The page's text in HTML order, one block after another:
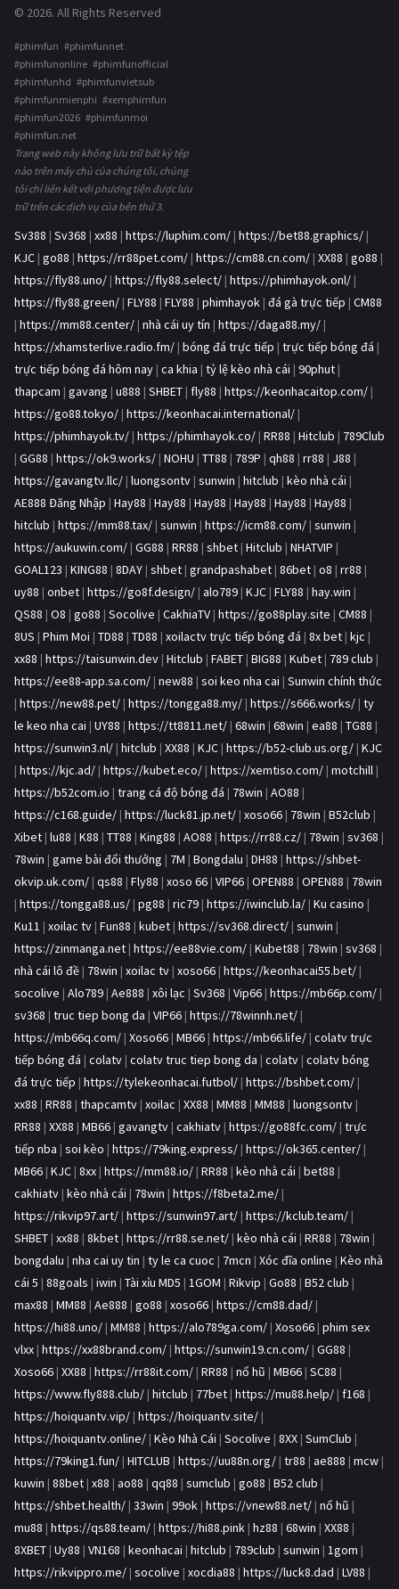
© 2026. All Rights Reserved
#phimfun #phimfunnet
#phimfunonline #phimfunofficial
#phimfunhd #phimfunvietsub
#phimfunmienphi #xemphimfun
#phimfun2026 #phimfunmoi
#phimfun.net
Trang web này không lưu trữ bất kỳ tệp
nào trên máy chủ của chúng tôi, chúng
tôi chỉ liên kết với phương tiện được lưu
trữ trên các dịch vụ của bên thứ 3.
Sv388 | Sv368 | xx88 | https://luphim.com/ | https://bet88.graphics/ |
KJC | go88 | https://rr88pet.com/ | https://cm88.cn.com/ | XX88 | go88 |
https://fly88.uno/ | https://fly88.select/ | https://phimhayok.onl/ |
https://fly88.green/ | FLY88 | FLY88 | phimhayok | đá gà trực tiếp | CM88
| https://mm88.center/ | nhà cái uy tín | https://daga88.my/ |
https://xhamsterlive.radio.fm/ | bóng đá trực tiếp | trực tiếp bóng đá |
trực tiếp bóng đá hôm nay | ca khia | tỷ lệ kèo nhà cái | 90phut |
thapcam | gavang | u888 | SHBET | fly88 | https://keonhacaitop.com/ |
https://go88.tokyo/ | https://keonhacai.international/ |
https://phimhayok.tv/ | https://phimhayok.co/ | RR88 | Hitclub | 789Club
| GG88 | https://ok9.works/ | NOHU | TT88 | 789P | qh88 | rr88 | J88 |
https://gavangtv.llc/ | luongsontv | sunwin | hitclub | kèo nhà cái |
AE888 Đăng Nhập | Hay88 | Hay88 | Hay88 | Hay88 | Hay88 | Hay88 |
hitclub | https://mm88.tax/ | sunwin | https://icm88.com/ | sunwin |
https://aukuwin.com/ | GG88 | RR88 | shbet | Hitclub | NHATVIP |
GOAL123 | KING88 | 8DAY | shbet | grandpashabet | 86bet | o8 | rr88 |
uy88 | onbet | https://go8f.design/ | alo789 | KJC | FLY88 | hay.win |
QS88 | O8 | go88 | Socolive | CakhiaTV | https://go88play.site | CM88 |
8US | Phim Moi | TD88 | TD88 | xoilactv trực tiếp bóng đá | 8x bet | kjc |
xx88 | https://taisunwin.dev | Hitclub | FABET | BIG88 | Kubet | 789 club |
https://ee88-app.sa.com/ | new88 | soi keo nha cai | Sunwin chính thức
| https://new88.pet/ | https://tongga88.my/ | https://s666.works/ | ty
le keo nha cai | UY88 | https://tt8811.net/ | 68win | 68win | ea88 | TG88 |
https://sunwin3.nl/ | hitclub | XX88 | KJC | https://b52-club.us.org/ | KJC
| https://kjc.ad/ | https://kubet.eco/ | https://xemtiso.com/ | motchill |
https://b52com.io | trang cá độ bóng đá | 78win | AO88 |
https://c168.guide/ | https://luck81.jp.net/ | xoso66 | 78win | B52club |
Xibet | lu88 | K88 | TT88 | King88 | AO88 | https://rr88.cz/ | 78win | sv368 |
78win | game bài đổi thưởng | 7M | Bongdalu | DH88 | https://shbet-
okvip.uk.com/ | qs88 | Fly88 | xoso 66 | VIP66 | OPEN88 | OPEN88 | 78win
| https://tongga88.us/ | pg88 | ric79 | https://iwinclub.la/ | Ku casino |
Ku11 | xoilac tv | Fun88 | kubet | https://sv368.direct/ | sunwin |
https://zinmanga.net | https://ee88vie.com/ | Kubet88 | 78win | sv368 |
nhà cái lô đề | 78win | xoilac tv | xoso66 | https://keonhacai55.bet/ |
socolive | Alo789 | Ae888 | xôi lạc | Sv368 | Vip66 | https://mb66p.com/ |
sv368 | truc tiep bong da | VIP66 | https://78winnh.net/ |
https://mb66q.com/ | Xoso66 | MB66 | https://mb66.life/ | colatv trực
tiếp bóng đá | colatv | colatv truc tiep bong da | colatv | colatv bóng
đá trực tiếp | https://tylekeonhacai.futbol/ | https://bshbet.com/ |
xx88 | RR88 | thapcamtv | xoilac | XX88 | MM88 | MM88 | luongsontv |
RR88 | XX88 | MB66 | gavangtv | cakhiatv | https://go88fc.com/ | trực
tiếp nba | soi kèo | https://79king.express/ | https://ok365.center/ |
MB66 | KJC | 8xx | https://mm88.io/ | RR88 | kèo nhà cái | bet88 |
cakhiatv | kèo nhà cái | 78win | https://f8beta2.me/ |
https://rikvip97.art/ | https://sunwin97.art/ | https://kclub.team/ |
SHBET | xx88 | 8kbet | https://rr88.se.net/ | kèo nhà cái | RR88 | 78win |
bongdalu | nha cai uy tin | ty le ca cuoc | 7mcn | Xóc đĩa online | Kèo nhà
cái 5 | 88goals | iwin | Tài xỉu MD5 | 1GOM | Rikvip | Go88 | B52 club |
max88 | MM88 | Ae888 | go88 | xoso66 | https://cm88.dad/ |
https://hi88.uno/ | MM88 | https://alo789ga.com/ | Xoso66 | phim sex
vlxx | https://xx88brand.com/ | https://sunwin19.cn.com/ | GG88 |
Xoso66 | XX88 | https://rr88it.com/ | RR88 | nổ hũ | MB66 | SC88 |
https://www.fly888.club/ | hitclub | 77bet | https://mu88.help/ | f168 |
https://hoiquantv.vip/ | https://hoiquantv.site/ |
https://hoiquantv.online/ | Kèo Nhà Cái | Socolive | 8XX | SumClub |
https://79king1.fun/ | HITCLUB | https://uu88n.org/ | tr88 | ae888 | mcw |
kuwin | 88bet | x88 | ao88 | qq88 | sumclub | go88 | B52 club |
https://shbet.health/ | 33win | 99ok | https://vnew88.net/ | nổ hũ |
mu88 | https://qs88.team/ | https://hi88.pink | hz88 | 68win | XX88 |
8XBET | Uy88 | VN168 | keonhacai | hitclub | 789club | sunwin | 1gom |
https://rikvippro.me/ | socolive | xocdia88 | https://luck8.dad | LV88 |